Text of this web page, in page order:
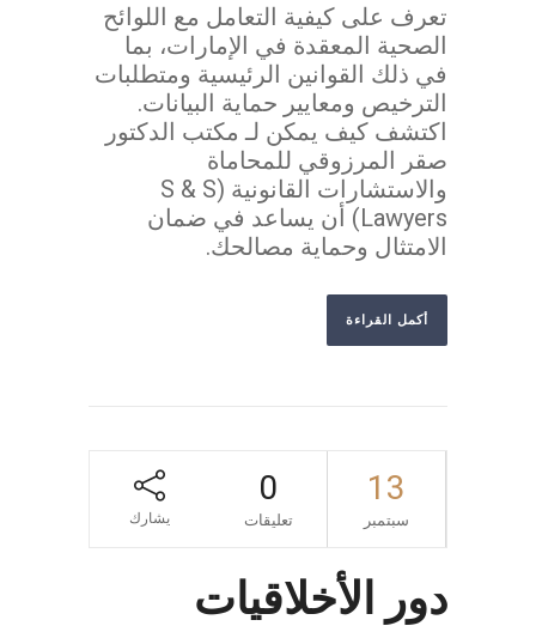
تعرف على كيفية التعامل مع اللوائح
الصحية المعقدة في الإمارات، بما
في ذلك القوانين الرئيسية ومتطلبات
الترخيص ومعايير حماية البيانات.
اكتشف كيف يمكن لـ مكتب الدكتور
صقر المرزوقي للمحاماة
والاستشارات القانونية (S & S
Lawyers) أن يساعد في ضمان
الامتثال وحماية مصالحك.
أكمل القراءة
13
سبتمبر
0
تعليقات يشارك
دور الأخلاقيات